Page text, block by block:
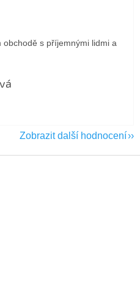
je 5 z 5 hvězdiček.
s příjemnými lidmi a
je 5 z 5 hvězdiček.
Zobrazit další hodnocení